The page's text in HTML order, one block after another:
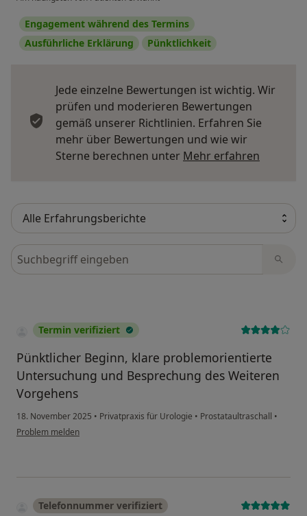
Engagement während des Termins
Ausführliche Erklärung
Pünktlichkeit
Jede einzelne Bewertungen ist wichtig. Wir
prüfen und moderieren Bewertungen
gemäß unserer Richtlinien. Erfahren Sie
mehr über Bewertungen und wie wir
Sterne berechnen unter Mehr erfahren
Bewertungen durchsuchen
Termin verifiziert
Pünktlicher Beginn, klare problemorientierte
Untersuchung und Besprechung des Weiteren
Vorgehens
18. November 2025 • Privatpraxis für Urologie • Prostataultraschall •
Problem melden
Telefonnummer verifiziert